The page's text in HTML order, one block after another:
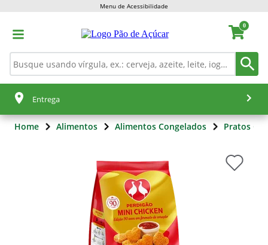
Menu de Acessibilidade
0
Entrega
Home Alimentos Alimentos Congelados Pratos